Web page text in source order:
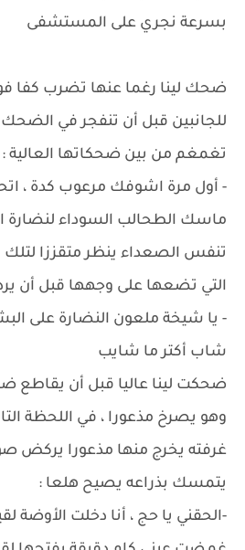
بسرعة نجري على المستشفى
ضحك لينا رغما عنها تضرب كفا
للجانبين قبل أن تنفجر في
تغمغم من بين ضحكاتها العالية :
- أول مرة اشوفك مرعوب كدة ،
ماسك الطحالب السوداء لنضارة
تنفس الصعداء ينظر متقززا لتلك
التي تضعها على وجهها قبل أن
- يا شيخة ملعون النضارة على
شاب أكتر ما شايب
ضحكت لينا عاليا قبل أن
وهو يصرخ مذعورا ، في اللحظة
غرفته يخرج منها مذعورا يركض
يتمسك بذراعه يصيح هلعا :
-الحقني يا حج ، أنا دخلت الأوضة